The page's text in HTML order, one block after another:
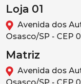
Loja 01
Avenida dos
Osasco/SP - CEP
Matriz
Avenida dos